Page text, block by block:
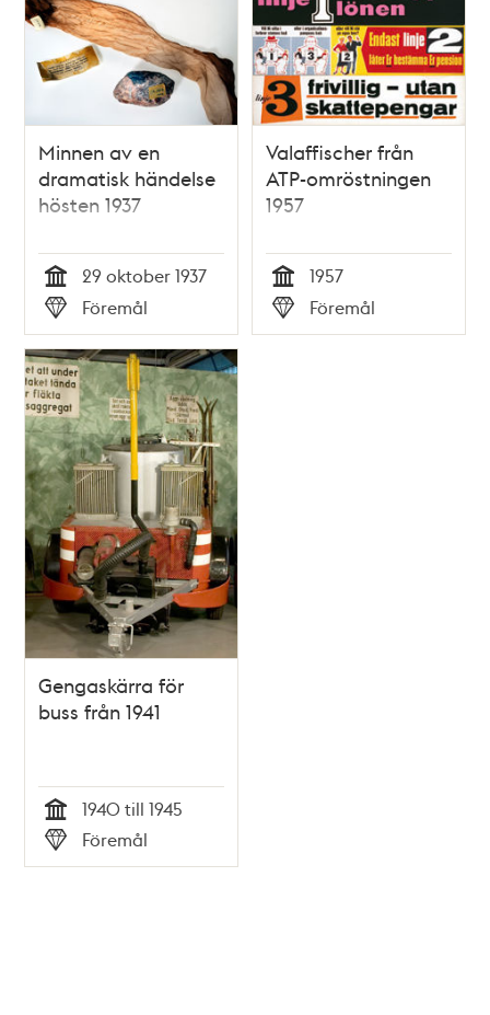
Minnen av en
dramatisk händelse
hösten 1937
Tid
29 oktober 1937
Typ
Föremål
Valaffischer från
ATP-omröstningen
1957
Tid
1957
Typ
Föremål
Gengaskärra för
buss från 1941
Tid
1940 till 1945
Typ
Föremål